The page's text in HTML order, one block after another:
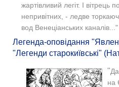
жартівливий легіт. І вітрець
непривітних, - ледве
вод Венеціанських каналів..."
Легенда-оповідання
"Легенди старокиївські"
"
на